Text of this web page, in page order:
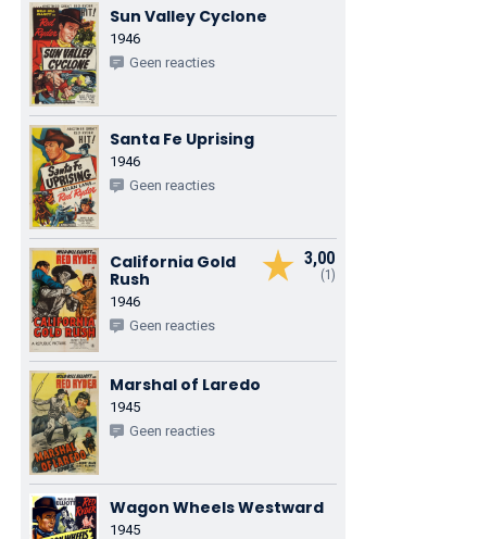
Sun Valley Cyclone
1946
Geen reacties
Santa Fe Uprising
1946
Geen reacties
3,00
(1)
California Gold
Rush
1946
Geen reacties
Marshal of Laredo
1945
Geen reacties
Wagon Wheels Westward
1945